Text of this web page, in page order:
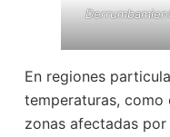
En regiones
temperaturas, como
zonas afectadas